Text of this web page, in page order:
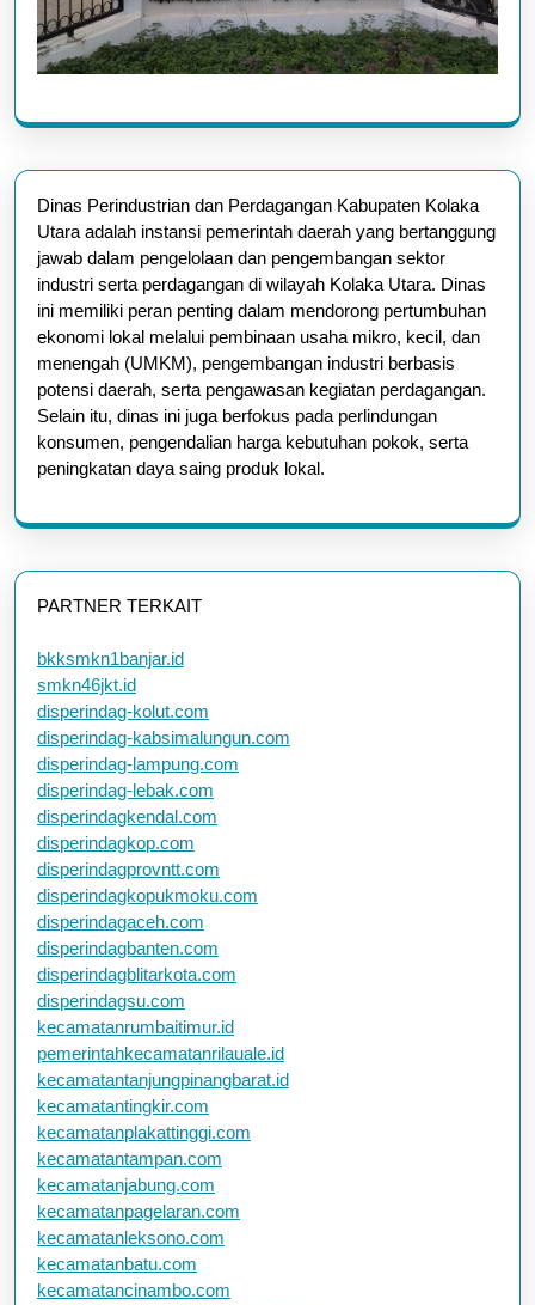
Dinas Perindustrian dan Perdagangan Kabupaten Kolaka
Utara adalah instansi pemerintah daerah yang bertanggung
jawab dalam pengelolaan dan pengembangan sektor
industri serta perdagangan di wilayah Kolaka Utara. Dinas
ini memiliki peran penting dalam mendorong pertumbuhan
ekonomi lokal melalui pembinaan usaha mikro, kecil, dan
menengah (UMKM), pengembangan industri berbasis
potensi daerah, serta pengawasan kegiatan perdagangan.
Selain itu, dinas ini juga berfokus pada perlindungan
konsumen, pengendalian harga kebutuhan pokok, serta
peningkatan daya saing produk lokal.
PARTNER TERKAIT
bkksmkn1banjar.id
smkn46jkt.id
disperindag-kolut.com
disperindag-kabsimalungun.com
disperindag-lampung.com
disperindag-lebak.com
disperindagkendal.com
disperindagkop.com
disperindagprovntt.com
disperindagkopukmoku.com
disperindagaceh.com
disperindagbanten.com
disperindagblitarkota.com
disperindagsu.com
kecamatanrumbaitimur.id
pemerintahkecamatanrilauale.id
kecamatantanjungpinangbarat.id
kecamatantingkir.com
kecamatanplakattinggi.com
kecamatantampan.com
kecamatanjabung.com
kecamatanpagelaran.com
kecamatanleksono.com
kecamatanbatu.com
kecamatancinambo.com